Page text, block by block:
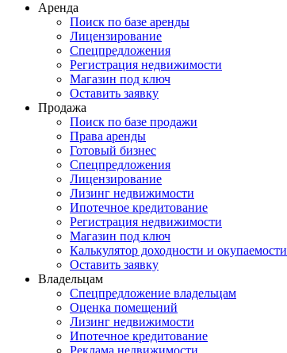
Аренда
Поиск по базе аренды
Лицензирование
Спецпредложения
Регистрация недвижимости
Магазин под ключ
Оставить заявку
Продажа
Поиск по базе продажи
Права аренды
Готовый бизнес
Спецпредложения
Лицензирование
Лизинг недвижимости
Ипотечное кредитование
Регистрация недвижимости
Магазин под ключ
Калькулятор доходности и окупаемости
Оставить заявку
Владельцам
Спецпредложение владельцам
Оценка помещений
Лизинг недвижимости
Ипотечное кредитование